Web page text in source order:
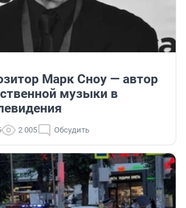
Марк Сноу — автор
музыки в
2 005 Обсудить